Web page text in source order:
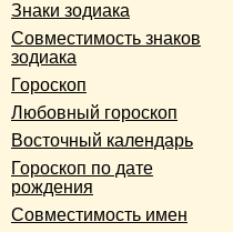
Знаки зодиака
Совместимость знаков
зодиака
Гороскоп
Любовный гороскоп
Восточный календарь
Гороскоп по дате
рождения
Совместимость имен